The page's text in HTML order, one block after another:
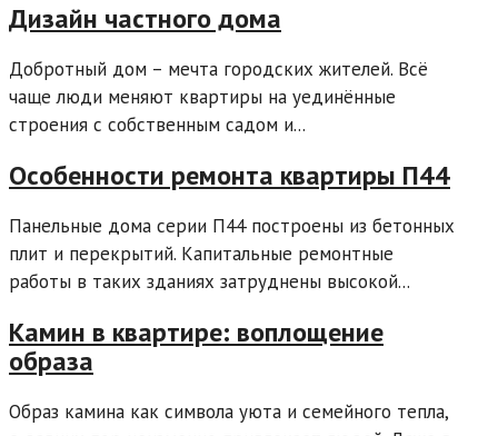
Дизайн частного дома
Добротный дом – мечта городских жителей. Всё
чаще люди меняют квартиры на уединённые
строения с собственным садом и...
Особенности ремонта квартиры П44
Панельные дома серии П44 построены из бетонных
плит и перекрытий. Капитальные ремонтные
работы в таких зданиях затруднены высокой...
Камин в квартире: воплощение
образа
Образ камина как символа уюта и семейного тепла,